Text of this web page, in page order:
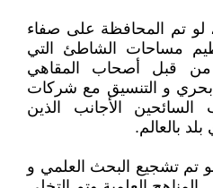
تم المحافظة على صفاء
مساحات الشاطئ التي
قبل أصحاب المقاهي
بحري و التنسيق مع شركات
السائحين الأجانب الذين
بالعالم.
تم تشجيع البحث العلمي و